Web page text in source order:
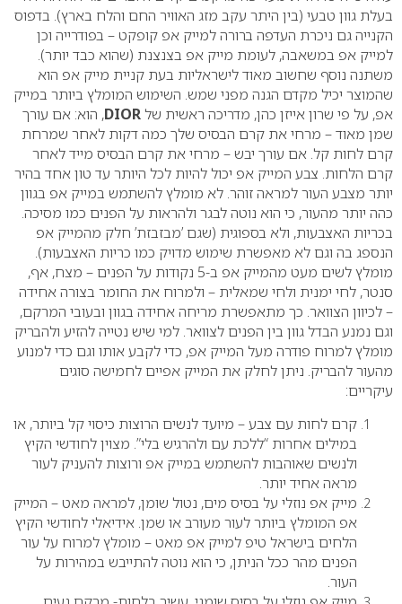
בעלת גוון טבעי (בין היתר עקב מזג האוויר החם והלח בארץ). בדפוס
הקנייה גם ניכרת העדפה ברורה למייק אפ קופקט – בפודרייה וכן
למייק אפ במשאבה, לעומת מייק אפ בצנצנת (שהוא כבד יותר).
משתנה נוסף שחשוב מאוד לישראליות בעת קניית מייק אפ הוא
שהמוצר יכיל מקדם הגנה מפני שמש. השימוש המומלץ ביותר במייק
אפ, על פי שרון אייזן כהן, מדריכה ראשית שלDIOR, הוא: אם עורך
שמן מאוד – מרחי את קרם הבסיס שלך כמה דקות לאחר שמרחת
קרם לחות קל. אם עורך יבש – מרחי את קרם הבסיס מייד לאחר
קרם הלחות. צבע המייק אפ יכול להיות לכל היותר עד טון אחד בהיר
יותר מצבע העור למראה זוהר. לא מומלץ להשתמש במייק אפ בגוון
כהה יותר מהעור, כי הוא נוטה לבגר ולהראות על הפנים כמו מסיכה.
בכריות האצבעות, ולא בספוגית (שגם ’מבזבזת’ חלק מהמייק אפ
הנספג בה וגם לא מאפשרת שימוש מדויק כמו כריות האצבעות).
מומלץ לשים מעט מהמייק אפ ב-5 נקודות על הפנים – מצח, אף,
סנטר, לחי ימנית ולחי שמאלית – ולמרוח את החומר בצורה אחידה
– לכיוון הצוואר. כך מתאפשרת מריחה אחידה בגוון ובעובי המרקם,
וגם נמנע הבדל גוון בין הפנים לצוואר. למי שיש נטייה להזיע ולהבריק
מומלץ למרוח פודרה מעל המייק אפ, כדי לקבע אותו וגם כדי למנוע
מהעור להבריק. ניתן לחלק את המייק אפיים לחמישה סוגים
עיקריים:
קרם לחות עם צבע – מיועד לנשים הרוצות כיסוי קל ביותר, או
במילים אחרות “ללכת עם ולהרגיש בלי”. מצוין לחודשי הקיץ
ולנשים שאוהבות להשתמש במייק אפ ורוצות להעניק לעור
מראה אחיד יותר.
מייק אפ נוזלי על בסיס מים, נטול שומן, למראה מאט – המייק
אפ המומלץ ביותר לעור מעורב או שמן. אידיאלי לחודשי הקיץ
הלחים בישראל טיפ למייק אפ מאט – מומלץ למרוח על עור
הפנים מהר ככל הניתן, כי הוא נוטה להתייבש במהירות על
העור.